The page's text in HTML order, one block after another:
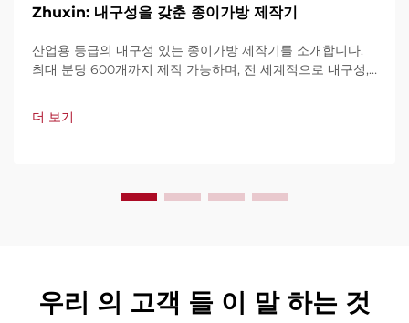
Zhuxin: 내구성을 갖춘 종이가방 제작기
산업용 등급의 내구성 있는 종이가방 제작기를 소개합니다.
최대 분당 600개까지 제작 가능하며, 전 세계적으로 내구성,
가 지원과 빠른 서비스를 제공합니다. 견적 요청을 지금 해보
세요.
더 보기
우리 의 고객 들 이 말 하는 것